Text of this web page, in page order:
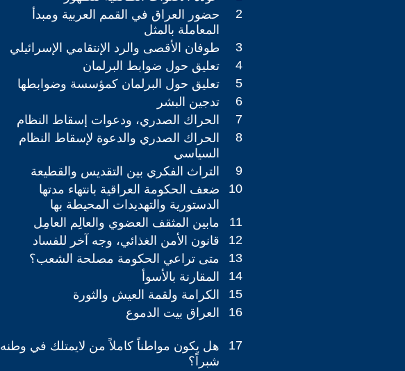
حضور العراق في القمم العربية ومبدأ
المعاملة بالمثل
2
طوفان الأقصى والرد الإنتقامي الإسرائيلي
3
تعليق حول ضوابط البرلمان
4
تعليق حول البرلمان كمؤسسة وضوابطها
5
تدجين البشر
6
الحراك الصدري، ودعوات إسقاط النظام
7
الحراك الصدري والدعوة لإسقاط النظام
السياسي
8
التراث الفكري بين التقديس والقطيعة
9
ضعف الحكومة العراقية بانتهاء مدتها
الدستورية والتهديدات المحيطة بها
10
مابين المثقف العضوي والعالِم العامِل
11
قانون الأمن الغذائي، وجه آخر للفساد
12
متى تراعي الحكومة مصلحة الشعب؟
13
المقارنة بالأسوأ
14
الكرامة ولقمة العيش والثورة
15
العراق بيت الدموع 16
هل يكون مواطناً كاملاً من لايمتلك في وطنه
شبراً؟
17